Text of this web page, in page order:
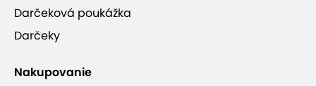
Darčeková poukážka
Darčeky
Nakupovanie